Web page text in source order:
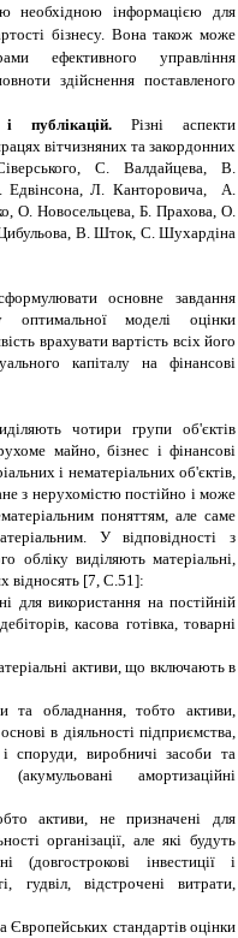
необхідною інформацією для
бізнесу. Вона також може
ефективного управління
здійснення поставленого
публікацій.Різні аспекти
вітчизняних та закордонних
С. Валдайцева, В.
Едвінсона, Л. Канторовича, А.
О. Новосельцева, Б. Прахова, О.
В. Шток, С. Шухардіна
основне завдання
моделі оцінки
врахувати вартість всіх його
капіталу на фінансові
чотири групи об'єктів
майно, бізнес і фінансові
і нематеріальних об'єктів,
з нерухомістю постійно і може
поняттям, але саме
У відповідності з
обліку виділяють матеріальні,
відносять [7, C.51]:
для використання на постійній
касова готівка, товарні
активи, що включають в
та обладнання, тобто активи,
в діяльності підприємства,
споруди, виробничі засоби та
амортизаційні
активи, не призначені для
організації, але які будуть
(довгострокові інвестиції і
гудвіл, відстрочені витрати,
стандартів оцінки